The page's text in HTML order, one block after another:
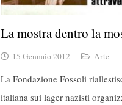
La mostra dentro la
15 Gennaio 2012 Arte
La Fondazione Fossoli
italiana sui lager nazisti